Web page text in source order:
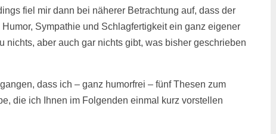
fiel mir dann bei näherer Betrachtung auf, dass der
Sympathie und Schlagfertigkeit ein ganz eigener
nichts, aber auch gar nichts gibt, was bisher geschrieben
dass ich – ganz humorfrei – fünf Thesen zum
die ich Ihnen im Folgenden einmal kurz vorstellen